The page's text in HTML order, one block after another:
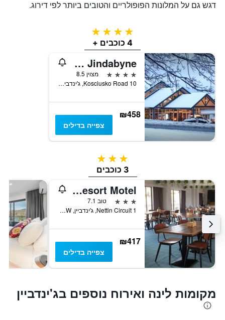
דגש גם על המלונות הפופולריים והטובים ביותר לפי דירוג.
4 כוכבים
4 כוכבים +
Horizons Lake Jindabyne
4 כוכבים
מצוין 8.5
10 Kosciusko Road, ג'ינדביין, NSW, אוסטרליה
₪458
צפייה בדילים
3 כוכבים
3 כוכבים
Alpine Resort Motel
3 כוכבים
טוב 7.1
1 Nettin Circuit, ג'ינדביין, NSW, אוסטרליה
₪417
צפייה בדילים
מקומות לינה ואירוח נוספים בג'ינדביין